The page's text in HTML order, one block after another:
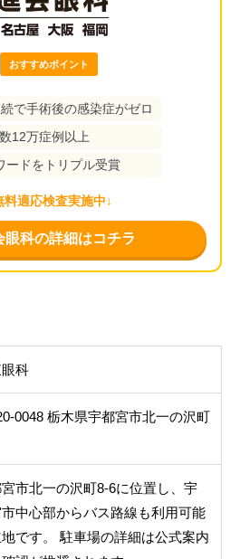
おすすめポイント
で手術後の感染症がゼロ
12万症例以上
ードをトリプル受賞
料適応検査実施中↓
眼科の詳細はコチラ
科
0048 栃木県宇都宮市北一の沢町
市北一の沢町8-6に位置し、宇
中心部からバス路線も利用可能
です。 駐車場の詳細は公式案内